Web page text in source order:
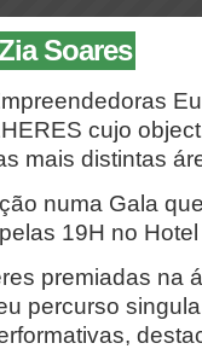
Soares
cujo
mais distintas
numa Gala
19H no
premiadas na
percurso